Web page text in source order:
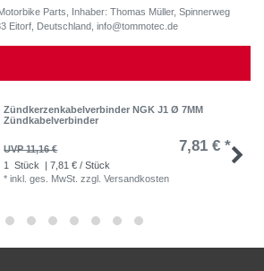
Parts, Inhaber: Thomas Müller, Spinnerweg
Eitorf, Deutschland, info@tommotec.de
Zündkerzenkabelverbinder NGK J1 Ø 7MM
Zündkabelverbinder
UVP 11,16 € 7,81 € *
1 Stück
| 7,81 € / Stück
*inkl. ges. MwSt. zzgl.Versandkosten